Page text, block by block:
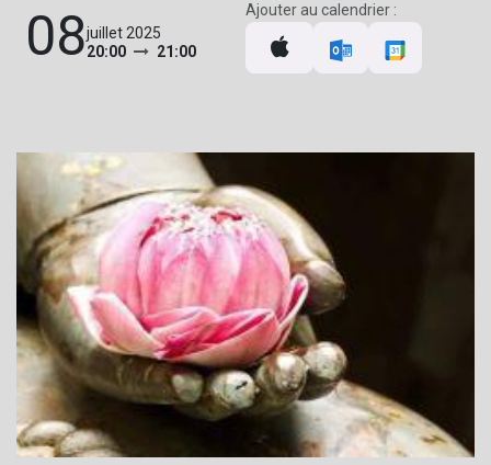
08juillet 2025
20:00
21:00
Ajouter au calendrier :